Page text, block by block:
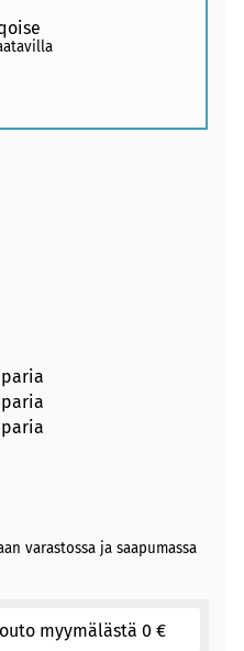
varastossa ja saapumassa
myymälästä 0 €